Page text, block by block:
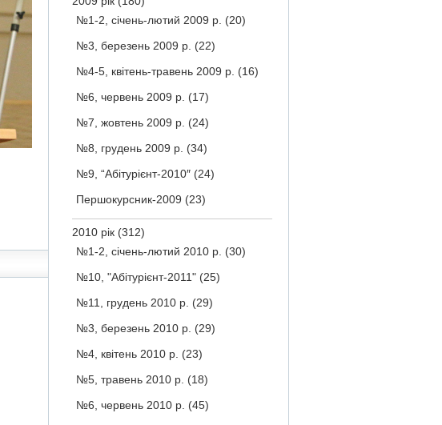
№1-2, січень-лютий 2009 р. (20)
№3, березень 2009 р. (22)
№4-5, квітень-травень 2009 р. (16)
№6, червень 2009 р. (17)
№7, жовтень 2009 р. (24)
№8, грудень 2009 р. (34)
№9, “Абітурієнт-2010″ (24)
Першокурсник-2009 (23)
2010 рік (312)
№1-2, січень-лютий 2010 р. (30)
№10, "Абітурієнт-2011" (25)
№11, грудень 2010 р. (29)
№3, березень 2010 р. (29)
№4, квітень 2010 р. (23)
№5, травень 2010 р. (18)
№6, червень 2010 р. (45)